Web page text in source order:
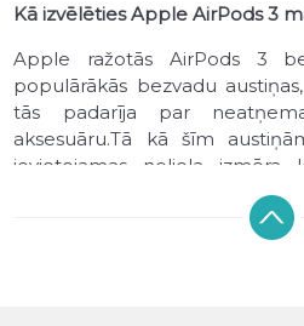
Kā izvēlēties Apple AirPods 3
Apple ražotās AirPods 3
populārākās bezvadu
tās padarīja par
aksesuāru.Tā kā šīm
ievietojamas neliela
nepazustu un netiktu kādā
3 maciņš pasargās austiņas